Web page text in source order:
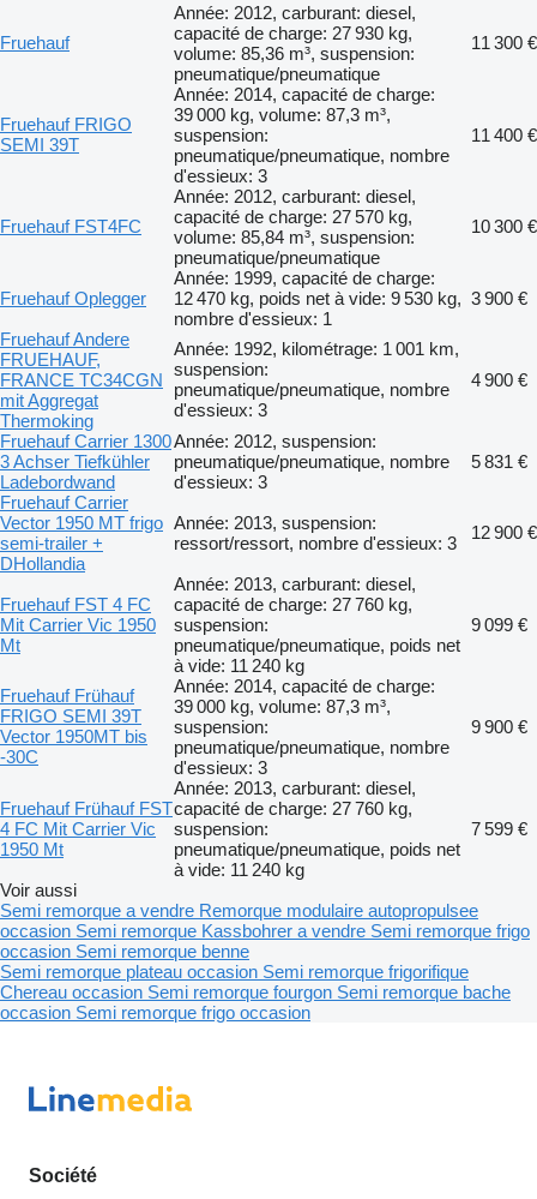
Fruehauf
Année: 2012, carburant: diesel,
capacité de charge: 27 930 kg,
volume: 85,36 m³, suspension:
pneumatique/pneumatique
11 300 €
Fruehauf FRIGO
SEMI 39T
Année: 2014, capacité de charge:
39 000 kg, volume: 87,3 m³,
suspension:
pneumatique/pneumatique, nombre
d'essieux: 3
11 400 €
Fruehauf FST4FC
Année: 2012, carburant: diesel,
capacité de charge: 27 570 kg,
volume: 85,84 m³, suspension:
pneumatique/pneumatique
10 300 €
Fruehauf Oplegger
Année: 1999, capacité de charge:
12 470 kg, poids net à vide: 9 530 kg,
nombre d'essieux: 1
3 900 €
Fruehauf Andere
FRUEHAUF,
FRANCE TC34CGN
mit Aggregat
Thermoking
Année: 1992, kilométrage: 1 001 km,
suspension:
pneumatique/pneumatique, nombre
d'essieux: 3
4 900 €
Fruehauf Carrier 1300
3 Achser Tiefkühler
Ladebordwand
Année: 2012, suspension:
pneumatique/pneumatique, nombre
d'essieux: 3
5 831 €
Fruehauf Carrier
Vector 1950 MT frigo
semi-trailer +
DHollandia
Année: 2013, suspension:
ressort/ressort, nombre d'essieux: 3
12 900 €
Fruehauf FST 4 FC
Mit Carrier Vic 1950
Mt
Année: 2013, carburant: diesel,
capacité de charge: 27 760 kg,
suspension:
pneumatique/pneumatique, poids net
à vide: 11 240 kg
9 099 €
Fruehauf Frühauf
FRIGO SEMI 39T
Vector 1950MT bis
-30C
Année: 2014, capacité de charge:
39 000 kg, volume: 87,3 m³,
suspension:
pneumatique/pneumatique, nombre
d'essieux: 3
9 900 €
Fruehauf Frühauf FST
4 FC Mit Carrier Vic
1950 Mt
Année: 2013, carburant: diesel,
capacité de charge: 27 760 kg,
suspension:
pneumatique/pneumatique, poids net
à vide: 11 240 kg
7 599 €
Voir aussi
Semi remorque a vendre Remorque modulaire autopropulsee
occasion Semi remorque Kassbohrer a vendre Semi remorque frigo
occasion Semi remorque benne
Semi remorque plateau occasion Semi remorque frigorifique
Chereau occasion Semi remorque fourgon Semi remorque bache
occasion Semi remorque frigo occasion
Société